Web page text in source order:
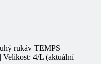
rukáv TEMPS |
Velikost: 4/L